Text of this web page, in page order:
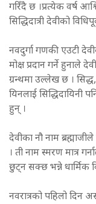
गरिँदै छ ।प्रत्येक वर्ष
सिद्धिदात्री देवीको
नवदुर्गा गणकी एउटी
मोक्ष प्रदान गर्ने हुनाले
ग्रन्थमा उल्लेख छ ।
यिनलाई सिद्धिदायिनी
हुन् ।
देवीका नौ नाम
। ती नाम स्मरण मात्र
छुट्न सक्छ भन्ने धार्मिक
नवरात्रको पहिलो दिन